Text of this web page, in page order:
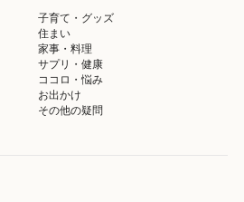
子育て・グッズ
住まい
家事・料理
サプリ・健康
ココロ・悩み
お出かけ
その他の疑問